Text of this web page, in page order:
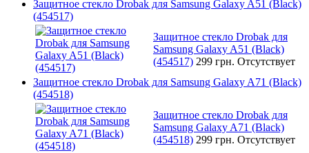
Защитное стекло Drobak для Samsung Galaxy A51 (Black)
(454517)
Защитное стекло Drobak для
Samsung Galaxy A51 (Black)
(454517) 299 грн. Отсутствует
Защитное стекло Drobak для Samsung Galaxy A71 (Black)
(454518)
Защитное стекло Drobak для
Samsung Galaxy A71 (Black)
(454518) 299 грн. Отсутствует